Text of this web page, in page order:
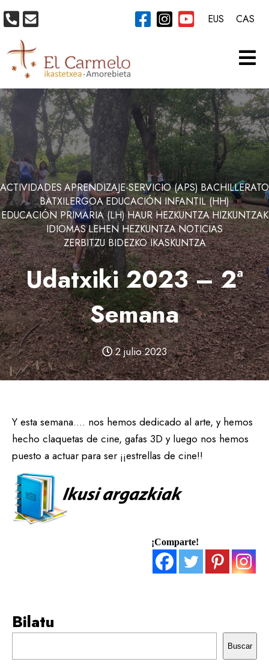
ACTIVIDADES APRENDIZAJE-SERVICIO (APS) BACHILLERATO
BATXILERGOAEDUCACIÓN INFANTIL (HH)
EDUCACIÓN PRIMARIA (LH) HAUR HEZKUNTZAHIZKUNTZAK
IDIOMASLEHEN HEZKUNTZANOTICIAS
ZERBITZU BIDEZKO IKASKUNTZA
Udatxiki 2023 – 2ª
Semana
2 julio 2023
Y esta semana…. nos hemos dedicado al arte, y hemos
hecho claquetas de cine, gafas 3D y luego nos hemos
puesto a actuar para ser ¡¡estrellas de cine!!
¡Comparte!
Bilatu
Buscar
EUS CAS